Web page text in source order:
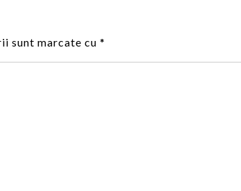
sunt marcate cu *